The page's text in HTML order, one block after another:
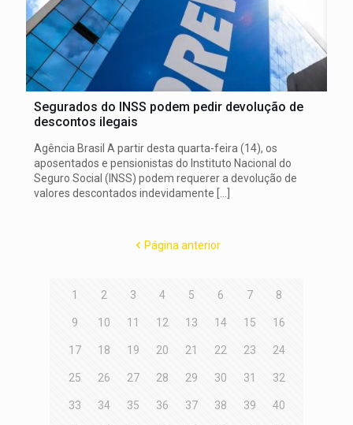
Segurados do INSS podem pedir devolução de
descontos ilegais
Agência Brasil A partir desta quarta-feira (14), os
aposentados e pensionistas do Instituto Nacional do
Seguro Social (INSS) podem requerer a devolução de
valores descontados indevidamente […]
Página anterior
1 2 3 4 5 6 7 8
9 10 11 12 13 14 15 16
17 18 19 20 21 22 23 24
25 26 27 28 29 30 31 32
33 34 35 36 37 38 39 40